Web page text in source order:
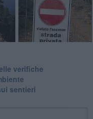
verifiche
sentieri